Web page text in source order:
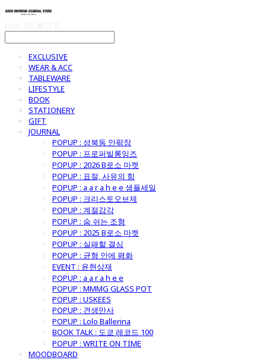
EXCLUSIVE
WEAR & ACC
TABLEWARE
LIFESTYLE
BOOK
STATIONERY
GIFT
JOURNAL
POPUP : 성북동 안팎장
POPUP : 프로퍼빌롱잉즈
POPUP : 2026 B로소 마켓
POPUP : 표절, 사유의 힘
POPUP : a a r a h e e 샘플세일
POPUP : 크리스토오브제
POPUP : 계절감각
POPUP : 숨 쉬는 조형
POPUP : 2025 B로소 마켓
POPUP : 실패할 결심
POPUP : 균형 안에 평화
EVENT : 윤현상재
POPUP : a a r a h e e
POPUP : MMMG GLASS POT
POPUP : USKEES
POPUP : 견생만사
POPUP : Lolo Ballerina
BOOK TALK : 도쿄 레코드 100
POPUP : WRITE ON TIME
MOODBOARD